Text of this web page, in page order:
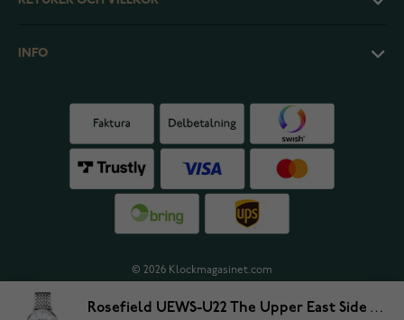
INFO
© 2026 Klockmagasinet.com
Rosefield UEWS-U22 The Upper East Side White MOP Silver